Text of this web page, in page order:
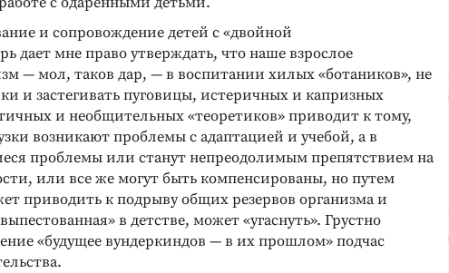
и сопровождение детей с «двойной
дает мне право утверждать, что наше взрослое
— мол, таков дар, — в воспитании хилых «ботаников», не
и застегивать пуговицы, истеричных и капризных
и необщительных «теоретиков» приводит к тому,
возникают проблемы с адаптацией и учебой, а в
проблемы или станут непреодолимым препятствием на
или все же могут быть компенсированы, но путем
приводить к подрыву общих резервов организма и
в детстве, может «угаснуть». Грустно
«будущее вундеркиндов — в их прошлом» подчас